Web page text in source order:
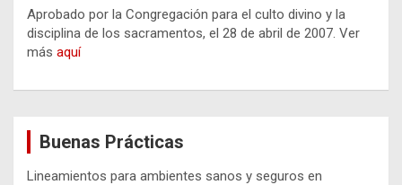
Aprobado por la Congregación para el culto divino y la
disciplina de los sacramentos, el 28 de abril de 2007. Ver
más aquí
Buenas Prácticas
Lineamientos para ambientes sanos y seguros en